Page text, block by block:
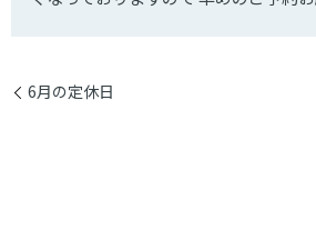
6月の定休日